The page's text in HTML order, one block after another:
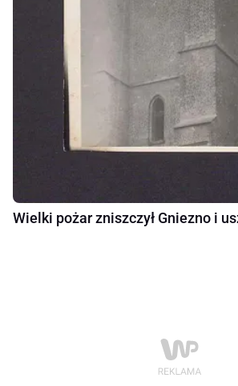
Wielki pożar zniszczył Gniezno i